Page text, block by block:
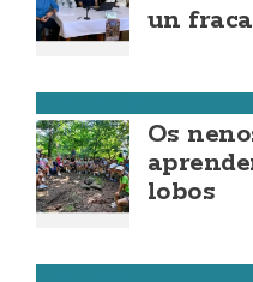
un
Os
lobos